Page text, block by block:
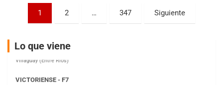
Paginación
entradas
1 2 … 347 Siguiente
Lo que viene
Villaguay (Entre Ríos)
El Cerro (Tierra)
Victoria (Entre Ríos)
Moto Club Reginense (Tierra)